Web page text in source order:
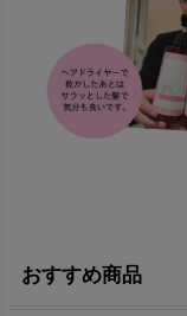
おすすめ商品